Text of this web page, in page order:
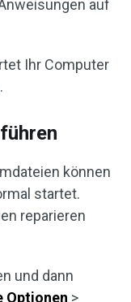
auf
Ihr Computer
können
startet.
reparieren
und dann
Optionen >